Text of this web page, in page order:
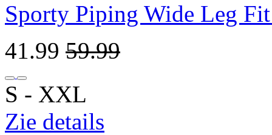
Sporty Piping Wide Leg
41.99 59.99
S ‐ XXL
Zie details